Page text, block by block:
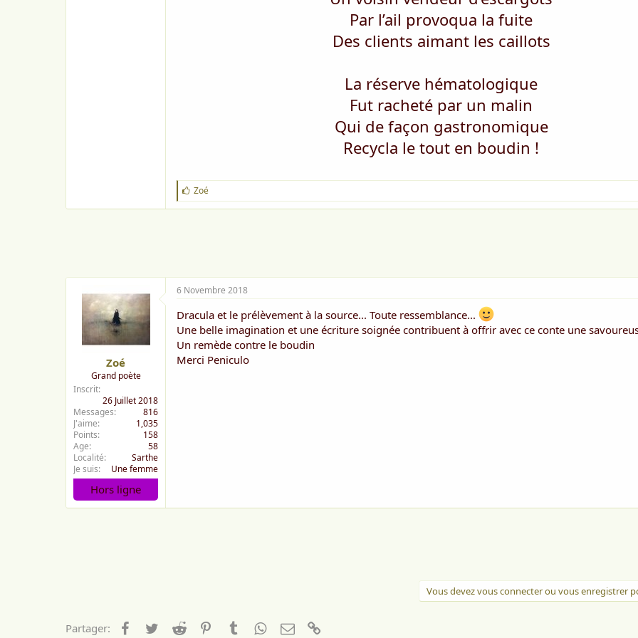
Par l’ail provoqua la fuite
Des clients aimant les caillots
La réserve hématologique
Fut racheté par un malin
Qui de façon gastronomique
Recycla le tout en boudin !
J
'
a
Zoé
Zoé
Grand poète
Inscrit
26 Juillet 2018
Messages
816
J'aime
1,035
Points
158
Age
58
Localité
Sarthe
Je suis
Une femme
Hors ligne
6 Novembre 2018
Dracula et le prélèvement à la source... Toute ressemblance...
Une belle imagination et une écriture soignée contribuent à offrir avec ce conte une
Un remède contre le boudin
Merci Peniculo
Vous devez vous connecter ou vous enregistrer
Partager: Facebook
TwitterReddit PinterestTumblrWhatsApp
Email